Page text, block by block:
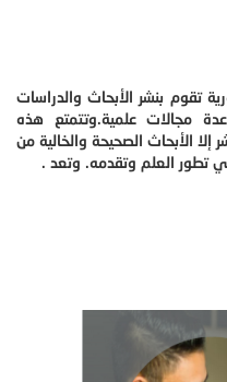
تقوم بنشر الأبحاث والدراسات
مجالات علمية.وتتمتع هذه
إلا الأبحاث الصحيحة والخالية من
تطور العلم وتقدمه. وتعد .